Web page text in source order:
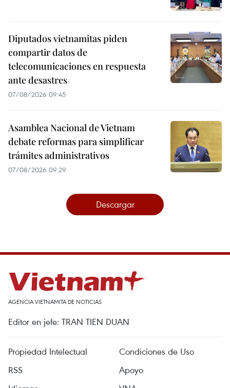
Diputados vietnamitas piden
compartir datos de
telecomunicaciones en respuesta
ante desastres
07/08/2026 09:45
Asamblea Nacional de Vietnam
debate reformas para simplificar
trámites administrativos
07/08/2026 09:29
Descargar
AGENCIA VIETNAMITA DE NOTICIAS
Editor en jefe: TRAN TIEN DUAN
Propiedad Intelectual
Condiciones de Uso
RSS
Apoyo